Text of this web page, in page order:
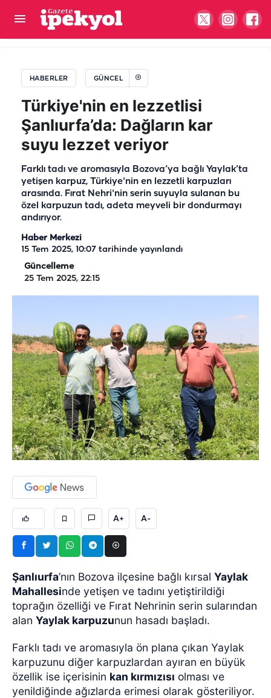
HABERLER GÜNCEL
Türkiye'nin en lezzetlisi
Şanlıurfa’da: Dağların kar
suyu lezzet veriyor
Farklı tadı ve aromasıyla Bozova’ya bağlı Yaylak’ta
yetişen karpuz, Türkiye'nin en lezzetli karpuzları
arasında. Fırat Nehri'nin serin suyuyla sulanan bu
özel karpuzun tadı, adeta meyveli bir dondurmayı
andırıyor.
Haber Merkezi
15 Tem 2025, 10:07 tarihinde yayınlandı
Güncelleme
25 Tem 2025, 22:15
A+ A-
Şanlıurfa’nın Bozova ilçesine bağlı kırsalYaylak
Mahallesinde yetişen ve tadını yetiştirildiği
toprağın özelliği ve Fırat Nehrinin serin sularından
alanYaylak karpuzunun hasadı başladı.
Farklı tadı ve aromasıyla ön plana çıkan Yaylak
karpuzunu diğer karpuzlardan ayıran en büyük
özellik ise içerisinin kan kırmızısı olması ve
yenildiğinde ağızlarda erimesi olarak gösteriliyor.
Şanlıurfa’da deprem hissi uyandıran gürültü!